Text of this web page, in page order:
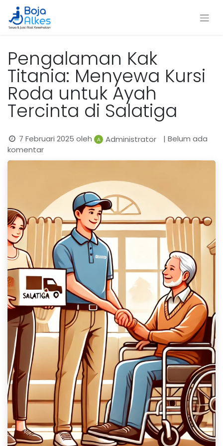
Pengalaman Kak
Titania: Menyewa Kursi
Roda untuk Ayah
Tercinta di Salatiga
7 Februari 2025 oleh Administrator
| Belum ada
komentar